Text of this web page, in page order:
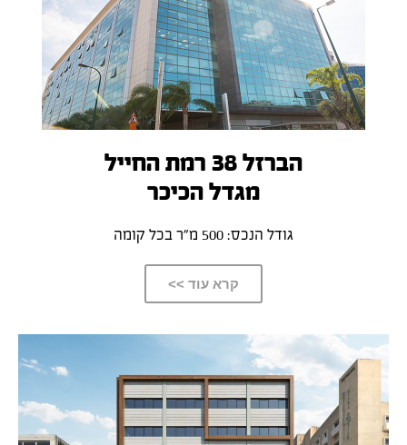
הברזל 38 רמת החייל
מגדל הכיכר
גודל הנכס: 500 מ”ר בכל קומה
קרא עוד >>